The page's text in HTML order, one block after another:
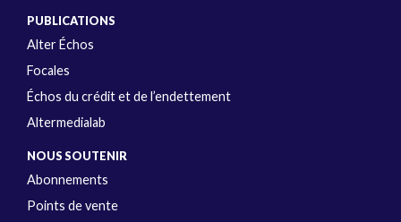
PUBLICATIONS
Alter Échos
Focales
Échos du crédit et de l’endettement
Altermedialab
NOUS SOUTENIR
Abonnements
Points de vente